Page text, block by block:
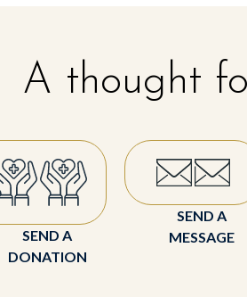
A thought
SEND A
DONATION
SEND A
MESSAGE